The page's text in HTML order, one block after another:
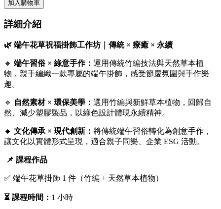
加入購物車
詳細介紹
🌿 端午花草祝福掛飾工作坊｜傳統 × 療癒 × 永續
🔹 端午習俗 × 綠意手作： 運用傳統竹編技法與天然草本植
物，親手編織一款專屬的端午掛飾，感受節慶氛圍與手作樂
趣。
🔹 自然素材 × 環保美學： 選用竹編與新鮮草本植物，回歸自
然、減少塑膠製品，以綠色設計體現永續精神。
🔹 文化傳承 × 現代創新： 將傳統端午習俗轉化為創意手作，
讓文化以實體形式呈現，適合親子同樂、企業 ESG 活動。
📌 課程作品
✅ 端午花草掛飾 1 件（竹編 + 天然草本植物）
⏳ 課程時間： 1 小時